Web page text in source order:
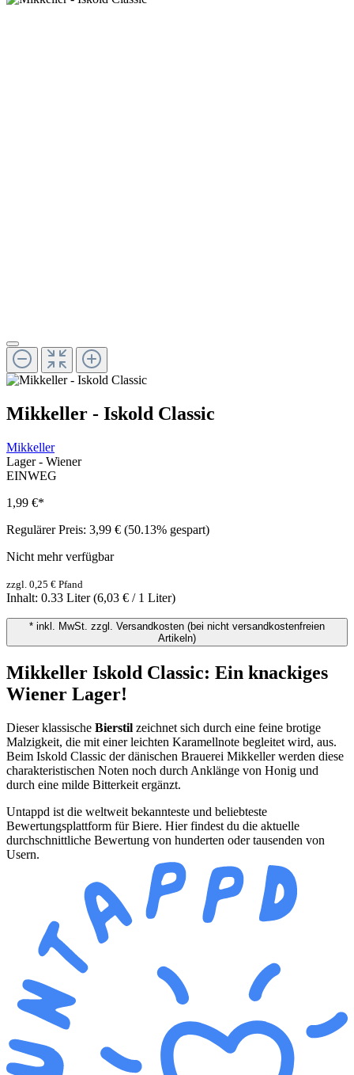
Mikkeller - Iskold Classic
Mikkeller
Lager - Wiener
EINWEG
1,99 €*
Regulärer Preis: 3,99 € (50.13% gespart)
Nicht mehr verfügbar
zzgl. 0,25 € Pfand
Inhalt: 0.33 Liter(6,03 € / 1 Liter)
* inkl. MwSt. zzgl. Versandkosten (bei nicht versandkostenfreien
Artikeln)
Mikkeller Iskold Classic: Ein knackiges
Wiener Lager!
Dieser klassische Bierstil zeichnet sich durch eine feine brotige
Malzigkeit, die mit einer leichten Karamellnote begleitet wird, aus.
Beim Iskold Classic der dänischen Brauerei Mikkeller werden diese
charakteristischen Noten noch durch Anklänge von Honig und
durch eine milde Bitterkeit ergänzt.
Untappd ist die weltweit bekannteste und beliebteste
Bewertungsplattform für Biere. Hier findest du die aktuelle
durchschnittliche Bewertung von hunderten oder tausenden von
Usern.